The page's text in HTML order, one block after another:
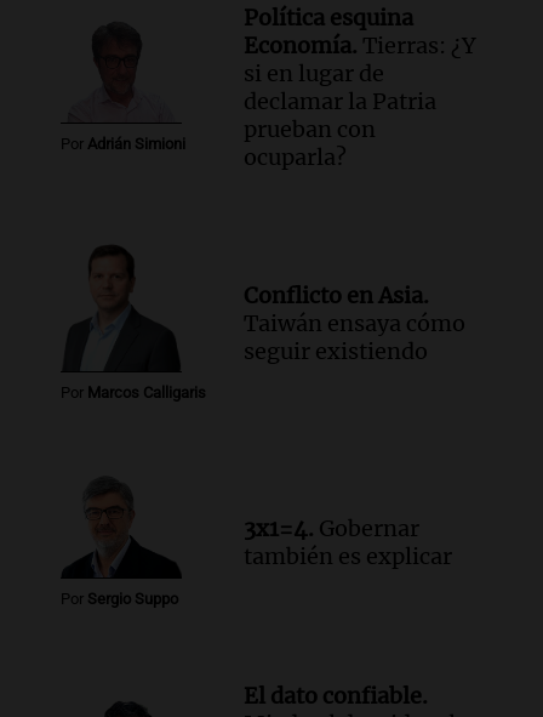
Santa Fe reactivará 1.500
viviendas paralizadas tras el cierre de
Procrear en la provincia
Episodios
Debate en el Senado por la ley de
Panorama Federal
Audio.
La comunidad boliviana en Salta:
un pilar cultural y social según Antonio
Panorama Federal
niños a Córdoba tras disputa de
custodia en Salta
Panorama Federal
Episodios
Por Adrián Simioni
Política esquina
Economía. Tierras: ¿Y
si en lugar de
declamar la Patria
prueban con
ocuparla?
Por Marcos Calligaris
Conflicto en Asia.
Taiwán ensaya cómo
seguir existiendo
Por Sergio Suppo
3x1=4. Gobernar
también es explicar
El dato confiable.